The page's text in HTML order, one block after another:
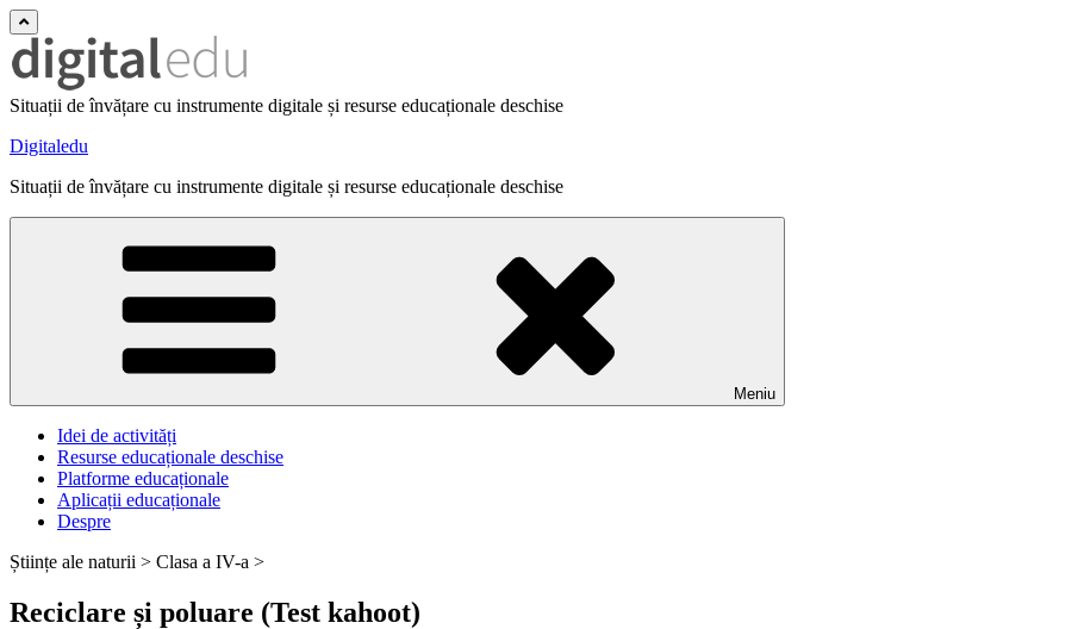
Situații de învățare cu instrumente digitale și resurse educaționale deschise
Digitaledu
Situații de învățare cu instrumente digitale și resurse educaționale deschise
Meniu
Idei de activități
Resurse educaționale deschise
Platforme educaționale
Aplicații educaționale
Despre
Științe ale naturii > Clasa a IV-a >
Reciclare și poluare (Test kahoot)